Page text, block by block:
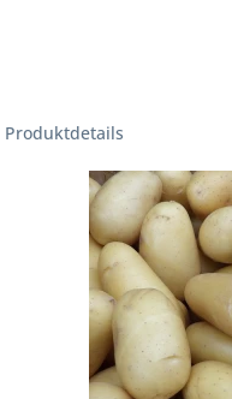
Produktdetails